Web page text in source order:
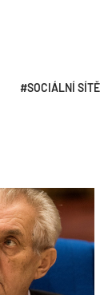
SOCIÁLNÍ SÍTĚ